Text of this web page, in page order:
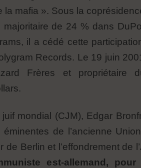
mafia ». Sous la
de 24 % dans
il a cédé cette
Records. Le 19 juin
Frères et propriétaire
mondial (CJM), Edgar
de l’ancienne
Berlin et l’effondrement de
est-allemand,